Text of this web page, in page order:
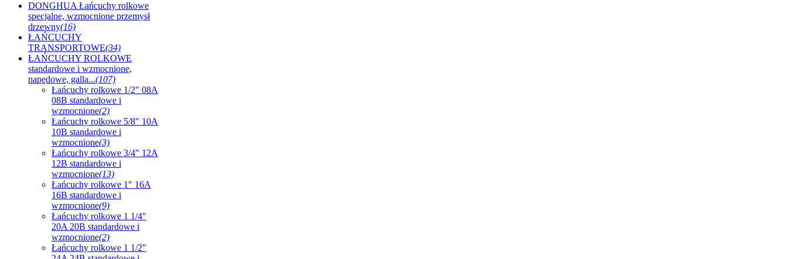
DONGHUA Łańcuchy rolkowe
specjalne, wzmocnione przemysł
drzewny(16)
ŁAŃCUCHY
TRANSPORTOWE(34)
ŁAŃCUCHY ROLKOWE
standardowe i wzmocnione,
napędowe, galla...(107)
Łańcuchy rolkowe 1/2" 08A
08B standardowe i
wzmocnione(2)
Łańcuchy rolkowe 5/8" 10A
10B standardowe i
wzmocnione(3)
Łańcuchy rolkowe 3/4" 12A
12B standardowe i
wzmocnione(13)
Łańcuchy rolkowe 1" 16A
16B standardowe i
wzmocnione(9)
Łańcuchy rolkowe 1 1/4"
20A 20B standardowe i
wzmocnione(2)
Łańcuchy rolkowe 1 1/2"